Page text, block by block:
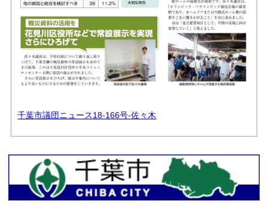
千葉市議団ニュース18-166号-佐々木